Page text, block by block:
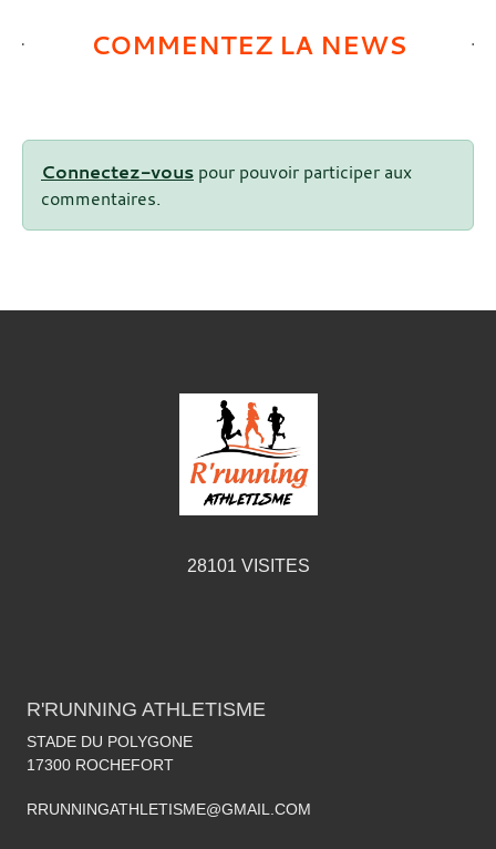
COMMENTEZ LA NEWS
Connectez-vous pour pouvoir participer aux
commentaires.
28101 VISITES
R'RUNNING ATHLETISME
STADE DU POLYGONE
17300 ROCHEFORT
RRUNNINGATHLETISME@GMAIL.COM